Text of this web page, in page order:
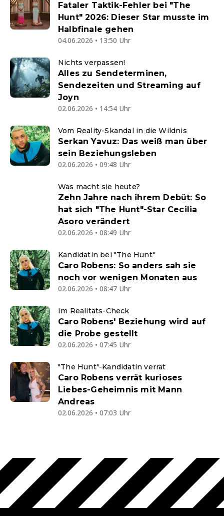
Fataler Taktik-Fehler bei "The
Hunt" 2026: Dieser Star musste im
Halbfinale gehen
04.06.2026 • 13:50 Uhr
Nichts verpassen!
Alles zu Sendeterminen,
Sendezeiten und Streaming auf
Joyn
02.06.2026 • 14:54 Uhr
Vom Reality-Skandal in die Wildnis
Serkan Yavuz: Das weiß man über
sein Beziehungsleben
02.06.2026 • 09:48 Uhr
Was macht sie heute?
Zehn Jahre nach ihrem Debüt: So
hat sich "The Hunt"-Star Cecilia
Asoro verändert
02.06.2026 • 08:49 Uhr
Kandidatin bei "The Hunt"
Caro Robens: So anders sah sie
noch vor wenigen Monaten aus
02.06.2026 • 08:47 Uhr
Im Realitäts-Check
Caro Robens' Beziehung wird auf
die Probe gestellt
02.06.2026 • 07:45 Uhr
"The Hunt"-Kandidatin verrät
Caro Robens verrät kurioses
Liebes-Geheimnis mit Mann
Andreas
02.06.2026 • 07:03 Uhr